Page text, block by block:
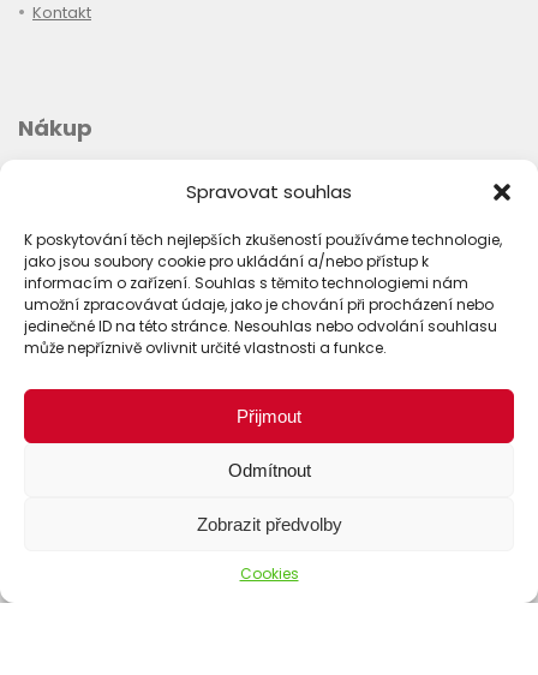
Spravovat souhlas
K poskytování těch nejlepších zkušeností používáme technologie,
jako jsou soubory cookie pro ukládání a/nebo přístup k
informacím o zařízení. Souhlas s těmito technologiemi nám
umožní zpracovávat údaje, jako je chování při procházení nebo
jedinečné ID na této stránce. Nesouhlas nebo odvolání souhlasu
může nepříznivě ovlivnit určité vlastnosti a funkce.
Přijmout
Odmítnout
Zobrazit předvolby
Cookies
Kontakt
Nákup
Platba
Stav objednávky